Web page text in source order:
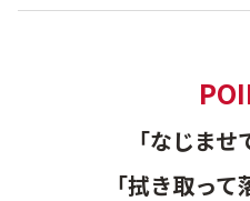
「なじま
「拭き取っ